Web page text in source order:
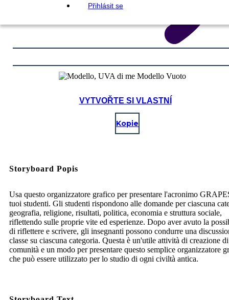
Přihlásit se
VYTVOŘTE SI VLASTNÍ
Kopie
Storyboard Popis
Usa questo organizzatore grafico per presentare l'acronimo
tuoi studenti. Gli studenti rispondono alle domande per ciascuna
geografia, religione, risultati, politica, economia e struttura sociale,
riflettendo sulle proprie vite ed esperienze. Dopo aver avuto la
di riflettere e scrivere, gli insegnanti possono condurre una
classe su ciascuna categoria. Questa è un'utile attività di creazione di
comunità e un modo per presentare questo semplice organizzatore
che può essere utilizzato per lo studio di ogni civiltà antica.